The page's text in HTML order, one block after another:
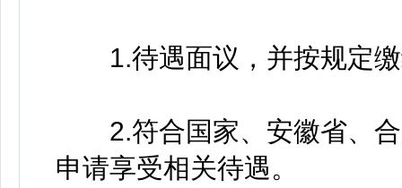
1.待遇面议，并按规定缴
2.符合国家、安徽省、合
申请享受相关待遇。